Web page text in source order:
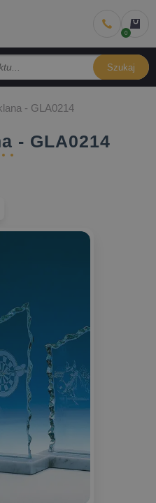
Szukaj
- GLA0214
- GLA0214